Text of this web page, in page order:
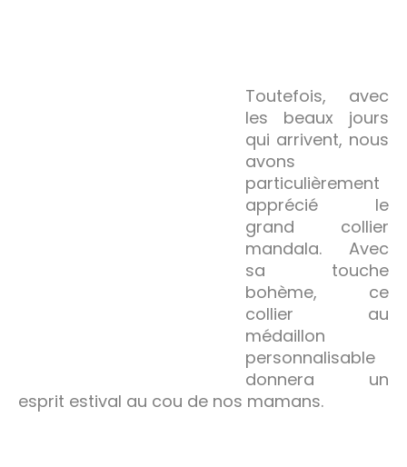
Toutefois, avec
les beaux jours
qui arrivent, nous
avons
particulièrement
apprécié le
grand collier
mandala. Avec
sa touche
bohème, ce
collier au
médaillon
personnalisable
donnera un
esprit estival au cou de nos mamans.